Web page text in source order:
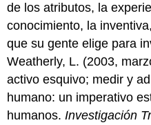
de los atributos, la
conocimiento, la
que su gente elige para
Weatherly, L. (2003,
activo esquivo; medir y
humano: un imperativo
humanos.Investigación